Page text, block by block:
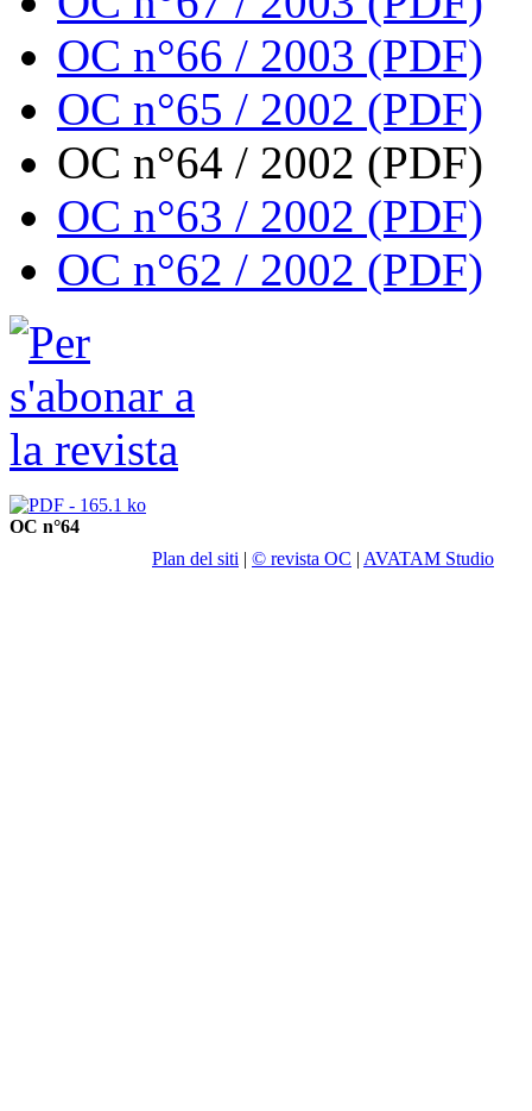
OC n°66 / 2003 (PDF)
OC n°65 / 2002 (PDF)
OC n°64 / 2002 (PDF)
OC n°63 / 2002 (PDF)
OC n°62 / 2002 (PDF)
OC n°64
Plan del siti | © revista OC | AVATAM Studio